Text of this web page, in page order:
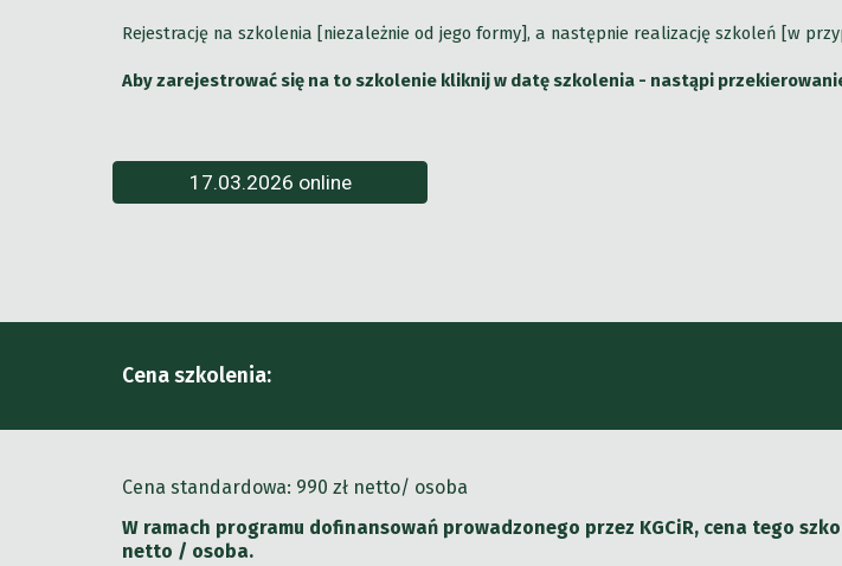
Rejestrację na szkolenia [niezależnie od jego formy], a następnie realizację szkoleń [w
Aby zarejestrować się na to szkolenie kliknij w datę szkolenia - nastąpi
17.03.2026 online
Cena szkolenia:
Cena standardowa: 990 zł netto/ osoba
W ramach programu dofinansowań prowadzonego przez KGCiR, cena tego
netto / osoba.